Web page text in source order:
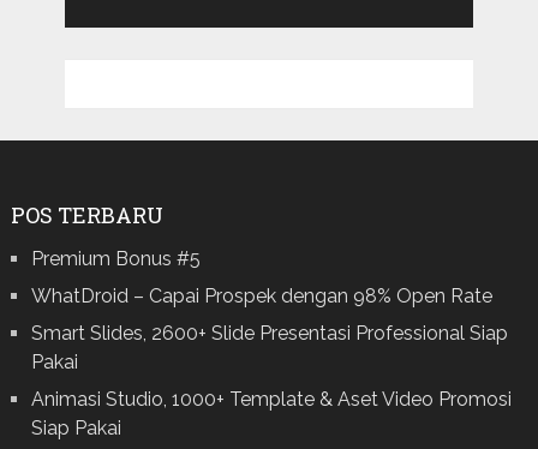
POS TERBARU
Premium Bonus #5
WhatDroid – Capai Prospek dengan 98% Open Rate
Smart Slides, 2600+ Slide Presentasi Professional Siap
Pakai
Animasi Studio, 1000+ Template & Aset Video Promosi
Siap Pakai